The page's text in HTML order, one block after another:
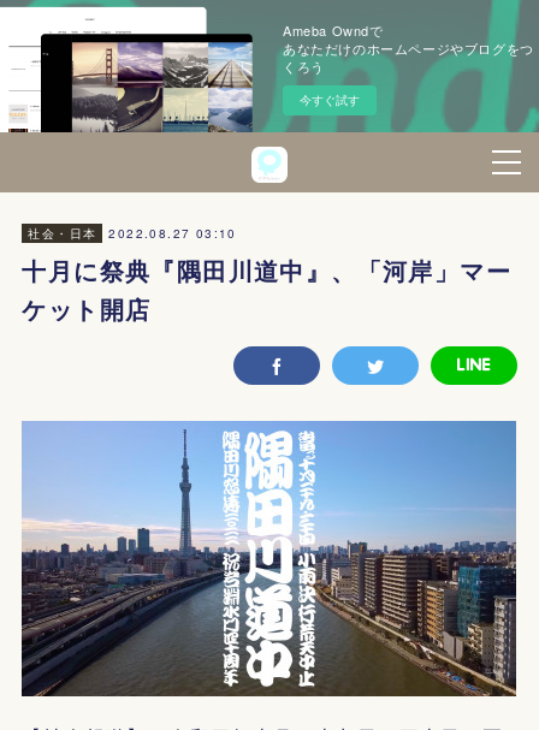
Ameba Owndで
あなただけのホームページやブログをつ
くろう
今すぐ試す
社会・日本 2022.08.27 03:10
十月に祭典『隅田川道中』、「河岸」マー
ケット開店